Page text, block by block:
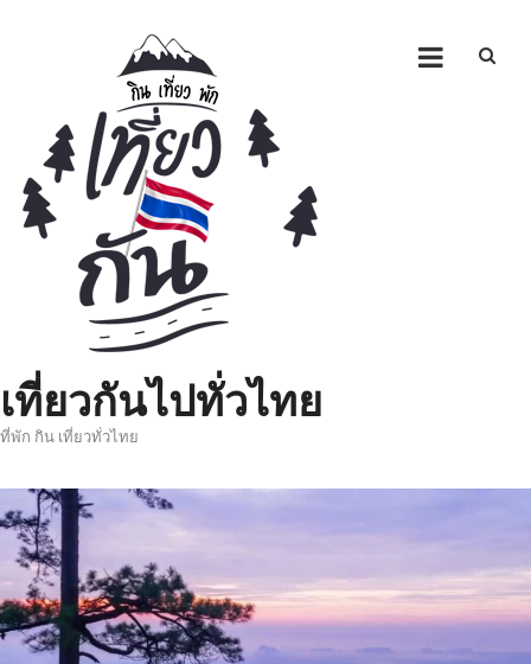
เที่ยวกันไปทั่วไทย
ที่พัก กิน เที่ยวทั่วไทย